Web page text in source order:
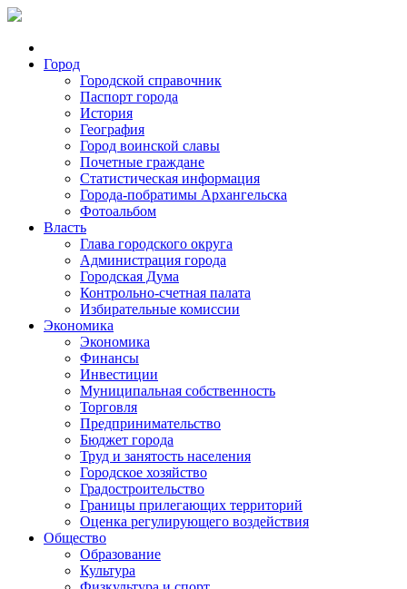
Город
Городской справочник
Паспорт города
История
География
Город воинской славы
Почетные граждане
Статистическая информация
Города-побратимы Архангельска
Фотоальбом
Власть
Глава городского округа
Администрация города
Городская Дума
Контрольно-счетная палата
Избирательные комиссии
Экономика
Экономика
Финансы
Инвестиции
Муниципальная собственность
Торговля
Предпринимательство
Бюджет города
Труд и занятость населения
Городское хозяйство
Градостроительство
Границы прилегающих территорий
Оценка регулирующего воздействия
Общество
Образование
Культура